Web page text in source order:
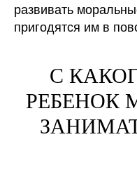
развивать
пригодятся им в
С
РЕБЕНОК